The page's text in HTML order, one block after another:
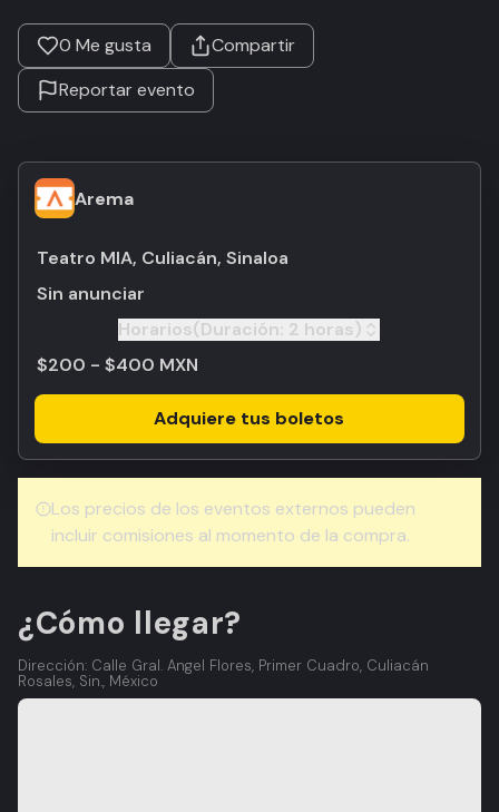
0 Me gusta
Compartir
Reportar evento
Arema
Teatro MIA, Culiacán, Sinaloa
Sin anunciar
Horarios(Duración: 2 horas)
Toggle
$200 - $400 MXN
Adquiere tus boletos
Los precios de los eventos externos pueden
incluir comisiones al momento de la compra.
¿Cómo llegar?
Dirección: Calle Gral. Angel Flores, Primer Cuadro, Culiacán
Rosales, Sin., México